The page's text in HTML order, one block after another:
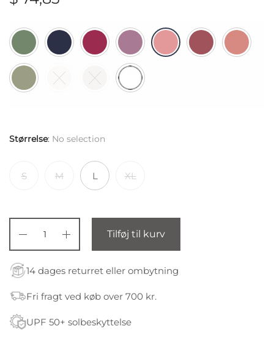
Størrelse: No selection
S M L XL
Tilføj til kurv
14 dages returret eller ombytning
Fri fragt ved køb over 700 kr.
UPF 50+ solbeskyttelse